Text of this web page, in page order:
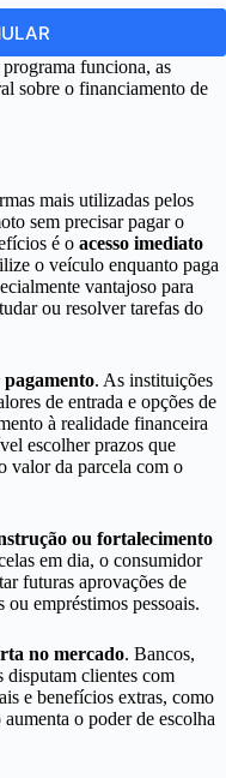
funciona, as
sobre o financiamento de
mais utilizadas pelos
sem precisar pagar o
é o acesso imediato
o veículo enquanto paga
vantajoso para
ou resolver tarefas do
. As instituições
de entrada e opções de
à realidade financeira
escolher prazos que
valor da parcela com o
ou fortalecimento
em dia, o consumidor
futuras aprovações de
empréstimos pessoais.
no mercado. Bancos,
disputam clientes com
e benefícios extras, como
o poder de escolha